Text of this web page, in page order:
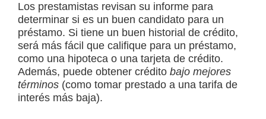
Los prestamistas revisan su informe para
determinar si es un buen candidato para un
préstamo. Si tiene un buen historial de crédito,
será más fácil que califique para un préstamo,
como una hipoteca o una tarjeta de crédito.
Además, puede obtener crédito bajo mejores
términos (como tomar prestado a una tarifa de
interés más baja).